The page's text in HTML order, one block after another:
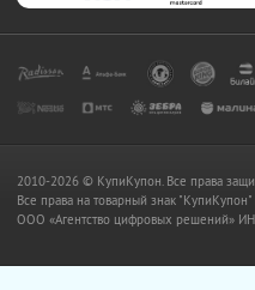
2010-2026 © КупиКупон. Все права
Все права на товарный знак
OOO «Агентство цифровых решений»